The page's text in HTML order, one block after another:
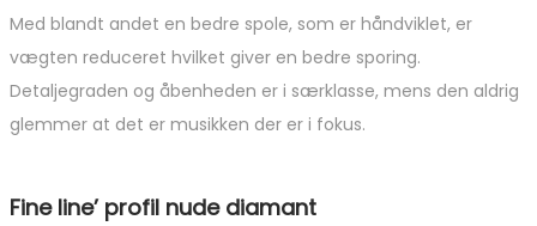
Med blandt andet en bedre spole, som er håndviklet, er
vægten reduceret hvilket giver en bedre sporing.
Detaljegraden og åbenheden er i særklasse, mens den aldrig
glemmer at det er musikken der er i fokus.
Fine line’ profil nude diamant